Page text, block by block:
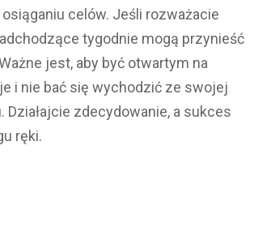
celów. Jeśli rozważacie
tygodnie mogą przynieść
jest, aby być otwartym na
i nie bać się wychodzić ze swojej
zdecydowanie, a sukces
ręki.